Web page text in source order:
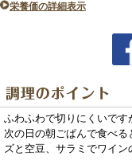
栄養価の詳細表示
ふわふわで切りにくいです
次の日の朝ごぱんで食べ
ズと空豆、サラミでワイン